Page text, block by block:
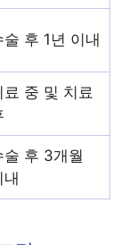
술 후 1년 이내
료 중 및 치료
술 후 3개월
내